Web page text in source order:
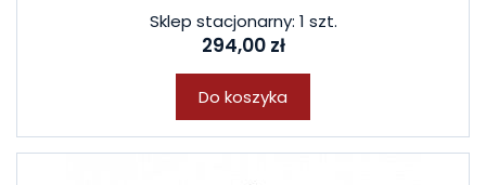
Sklep stacjonarny: 1 szt.
294,00 zł
Do koszyka